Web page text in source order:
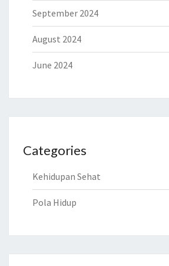
September 2024
August 2024
June 2024
Categories
Kehidupan Sehat
Pola Hidup